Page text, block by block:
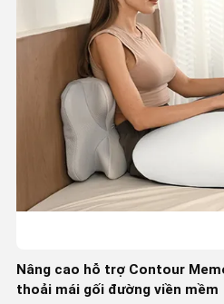
Nâng cao hỗ trợ Contour
thoải mái gối đường viền mềm